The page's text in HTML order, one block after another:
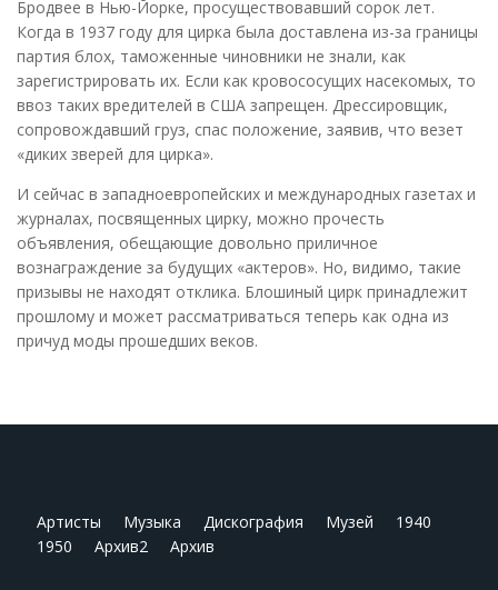
Бродвее в Нью-Йорке, просуществовавший сорок лет.
Когда в 1937 году для цирка была доставлена из-за границы
партия блох, таможенные чиновники не знали, как
зарегистрировать их. Если как кровососущих насекомых, то
ввоз таких вредителей в США запрещен. Дрессировщик,
сопровождавший груз, спас положение, заявив, что везет
«диких зверей для цирка».
И сейчас в западноевропейских и международных газетах и
журналах, посвященных цирку, можно прочесть
объявления, обещающие довольно приличное
вознаграждение за будущих «актеров». Но, видимо, такие
призывы не находят отклика. Блошиный цирк принадлежит
прошлому и может рассматриваться теперь как одна из
причуд моды прошедших веков.
Артисты Музыка Дискография Музей
1940
1950
Архив2 Архив